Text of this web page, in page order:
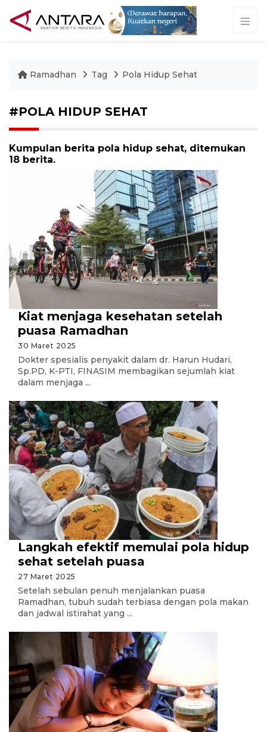
Ramadhan Tag Pola Hidup Sehat
#POLA HIDUP SEHAT
Kumpulan berita pola hidup sehat, ditemukan
18 berita.
Kiat menjaga kesehatan setelah
puasa Ramadhan
30 Maret 2025
Dokter spesialis penyakit dalam dr. Harun Hudari,
Sp.PD, K-PTI, FINASIM membagikan sejumlah kiat
dalam menjaga ...
Langkah efektif memulai pola hidup
sehat setelah puasa
27 Maret 2025
Setelah sebulan penuh menjalankan puasa
Ramadhan, tubuh sudah terbiasa dengan pola makan
dan jadwal istirahat yang ...